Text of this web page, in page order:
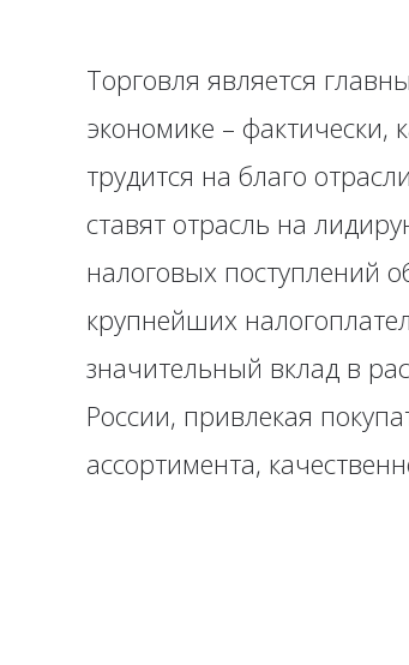
Торговля является
экономике –
трудится на благо
ставят отрасль на
налоговых поступлений
крупнейших
значительный вклад в
России, привлекая
ассортимента,